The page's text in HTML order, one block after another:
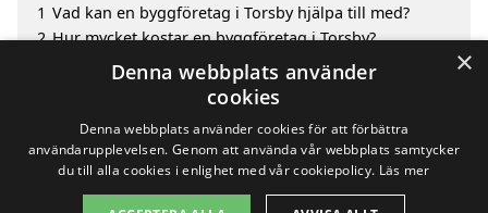
1 Vad kan en byggföretag i Torsby hjälpa till med?
2 Hur mycket kostar en byggföretag i Torsby?
Fördelar med att välja byggföretag i Torsby
Sök efter en skicklig byggföretag i de omgivande
×
Denna webbplats använder
cookies
Denna webbplats använder cookies för att förbättra
användarupplevelsen. Genom att använda vår webbplats samtycker
du till alla cookies i enlighet med vår cookiepolicy. Läs mer